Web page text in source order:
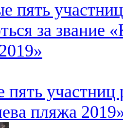
участниц
пляжа